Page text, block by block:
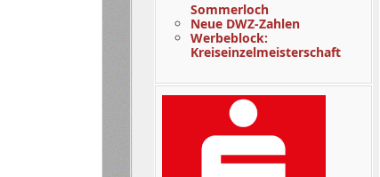
Sommerloch
Neue DWZ-Zahlen
Werbeblock:
Kreiseinzelmeisterschaft